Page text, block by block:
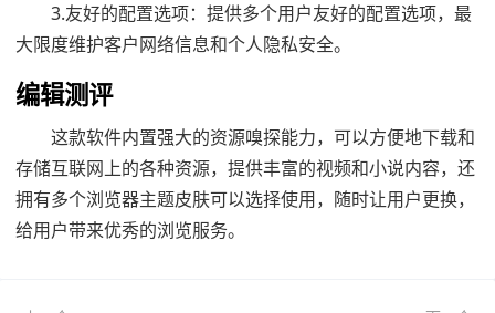
3.友好的配置选项：提供多个用户友好的配置选项，最
大限度维护客户网络信息和个人隐私安全。
编辑测评
这款软件内置强大的资源嗅探能力，可以方便地下载和
存储互联网上的各种资源，提供丰富的视频和小说内容，还
拥有多个浏览器主题皮肤可以选择使用，随时让用户更换，
给用户带来优秀的浏览服务。